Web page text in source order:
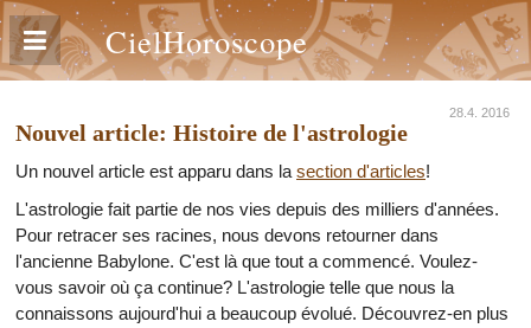
CielHoroscope
28.4. 2016
Nouvel article: Histoire de l'astrologie
Un nouvel article est apparu dans la section d'articles!
L'astrologie fait partie de nos vies depuis des milliers d'années.
Pour retracer ses racines, nous devons retourner dans
l'ancienne Babylone. C'est là que tout a commencé. Voulez-
vous savoir où ça continue? L'astrologie telle que nous la
connaissons aujourd'hui a beaucoup évolué. Découvrez-en plus